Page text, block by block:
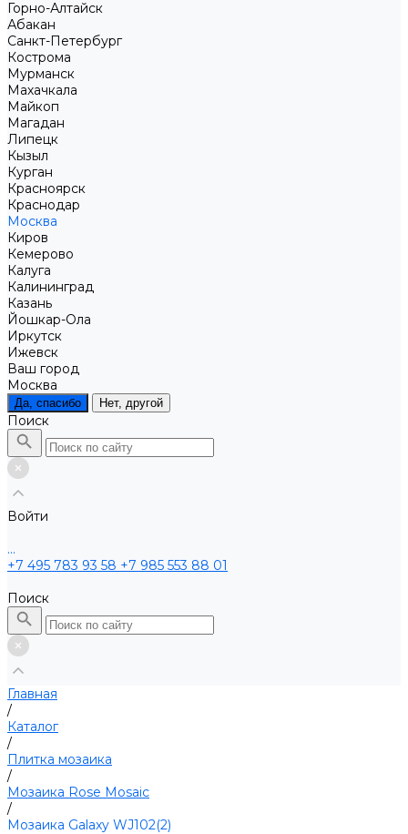
Горно-Алтайск
Абакан
Санкт-Петербург
Кострома
Мурманск
Махачкала
Майкоп
Магадан
Липецк
Кызыл
Курган
Красноярск
Краснодар
Москва
Киров
Кемерово
Калуга
Калининград
Казань
Йошкар-Ола
Иркутск
Ижевск
Ваш город
Москва
Да, спасибо Нет, другой
Поиск
Войти
...
+7 495 783 93 58 +7 985 553 88 01
Поиск
Главная
/
Каталог
/
Плитка мозаика
/
Мозаика Rose Mosaic
/
Мозаика Galaxy WJ102(2)